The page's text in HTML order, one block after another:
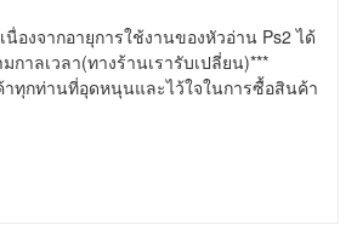
องจากอายุการใช้งานของหัวอ่าน Ps2 ได้
กาลเวลา(ทางร้านเรารับเปลี่ยน)***
ทุกท่านที่อุดหนุนและไว้ใจในการซื้อสินค้า